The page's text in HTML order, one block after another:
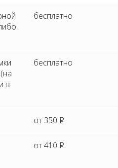
бесплатно
в
бесплатно
от 350 Р
от 410 Р